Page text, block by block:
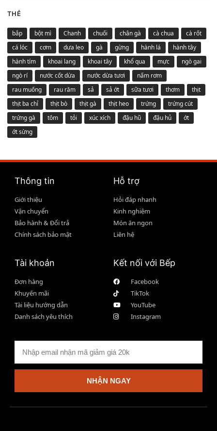
THẺ
bắp bột mì Chanh chuối chân gà cà chua
cà rốt
cá lóc
cơm dưa leo gà gừng hành lá
hành tây
hành tím
khoai lang khoai tây khổ qua mực
ngò gai
ngò rí
nước cốt dừa nước dừa tươi
nấm rơm
rau muống
rau răm sả sả ớt sữa tươi thơm
thịt
thịt ba chỉ
thịt bò thịt gà thịt heo trứng
trứng cút
trứng gà
tôm tỏi xúc xích đậu hũ đậu hủ
ớt
ớt sừng
Thông tin
Giới thiệu
Vận chuyển
Bảo hành & Đổi trả
Chính sách bảo mật
Hỗ trợ
Hỏi đáp nhanh
Kinh nghiệm
Món ăn ngon
Liên hệ
Tài khoản
Đơn hàng
Khuyến mãi
Tài liệu hướng dẫn
Danh sách yêu thích
Kết nối với Bếp
Facebook
TikTok
YouTube
Instagram
NHẬN NGAY